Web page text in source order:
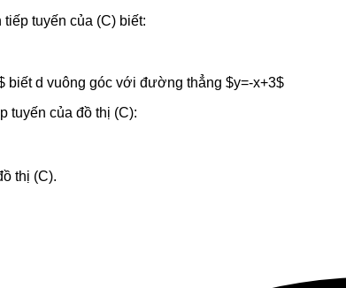
tuyến của (C) biết:
biết d vuông góc với đường thẳng $y=-x+3$
tuyến của đồ thị (C):
thị (C).